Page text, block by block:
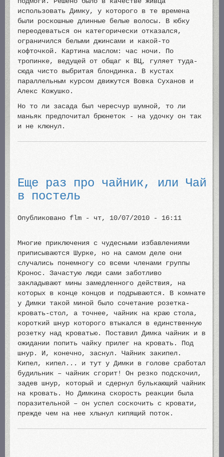
использовать Димку, у которого в те времена
были роскошные длинные белые волосы. В юбку
переодеваться он категорически отказался,
ограничился белыми джинсами и какой-то
кофточкой. Картина маслом: час ночи. По
тропинке, ведущей от общаг к ВЦ, гуляет туда-
сюда чисто выбритая блондинка. В кустах
параллельным курсом движутся Вовка Суханов и
Алекс Кожушко.
Но то ли засада был чересчур шумной, то ли
маньяк предпочитал брюнеток - на удочку он так
и не клюнул.
Еще раз про чайник, или Чай
в постель
Опубликовано flm - чт, 10/07/2010 - 16:11
Многие приключения с чудесными избавлениями
приписываются Шурке, но на самом деле они
случались понемногу со всеми членами группы
Кронос. Зачастую люди сами заботливо
закладывают мины замедленного действия, на
которых в конце концов и подрываются. В комнате
у Димки такой миной было сочетание розетка-
кровать-стол, а точнее, чайник на краю стола,
короткий шнур которого втыкался в единственную
розетку над кроватью. Поставил Димка чайник и в
ожидании попить чайку прилег на кровать. Под
шнур. И, конечно, заснул. Чайник закипел.
Кипел, кипел... и тут у Димки в голове сработал
будильник – чайник сгорит! Он резко подскочил,
задев шнур, который и сдернул булькающий чайник
на кровать. Но Димкина скорость реакции была
поразительной – он успел соскочить с кровати,
прежде чем на нее хлынул кипящий поток.